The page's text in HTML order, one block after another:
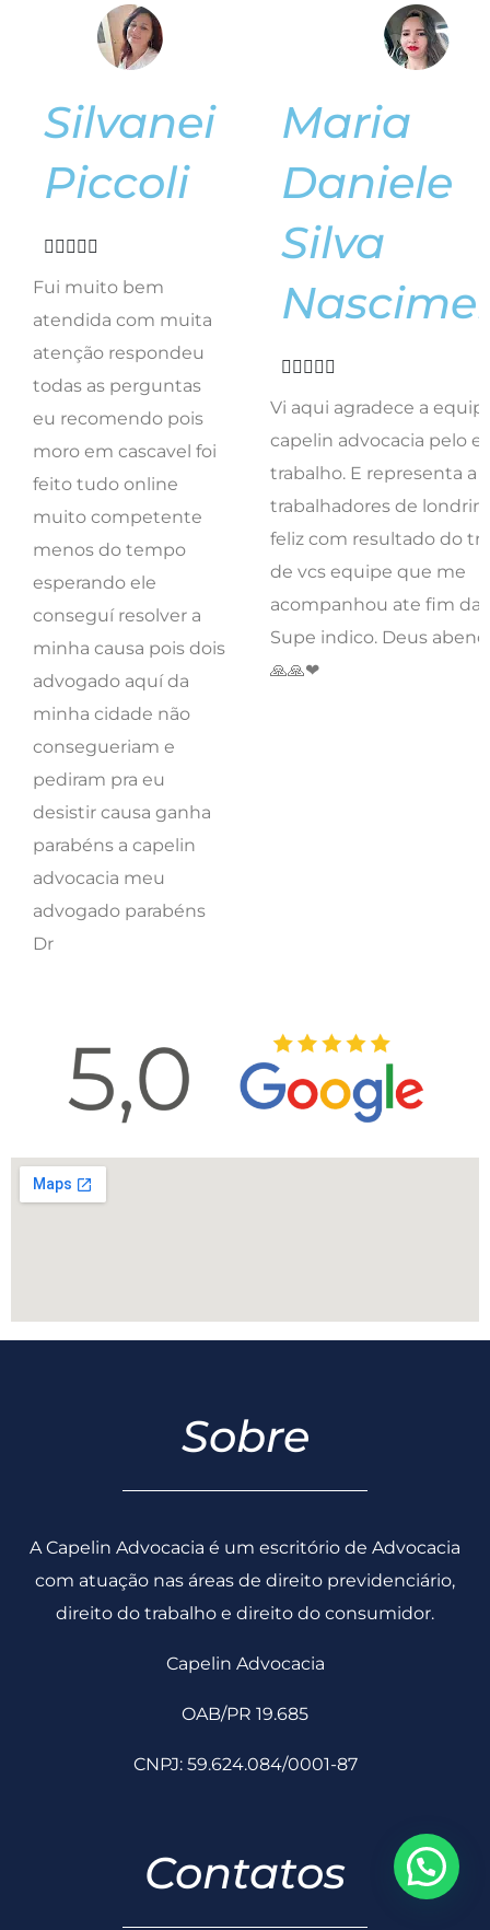
Piccoli
  
atendida com muita
todas as perguntas
eu recomendo pois
moro em cascavel foi
feito tudo online
muito competente
menos do tempo
esperando ele
conseguí resolver a
minha causa pois dois
advogado aquí da
minha cidade não
consegueriam e
pediram pra eu
desistir causa ganha
parabéns a capelin
advocacia meu
advogado parabéns
Dr
Daniele
Silva
  
capelin advocacia pelo
trabalhadores de
feliz com resultado do
de vcs equipe que me
acompanhou ate fim da
Supe indico. Deus
🙏🙏❤
com atuação nas áreas de direito previdenciário,
OAB/PR 19.685
Contatos
(43) 3356-0230